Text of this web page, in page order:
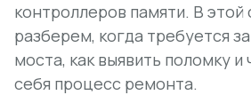
контроллеров памяти. В этой
разберем, когда требуется
моста, как выявить поломку и
себя процесс ремонта.